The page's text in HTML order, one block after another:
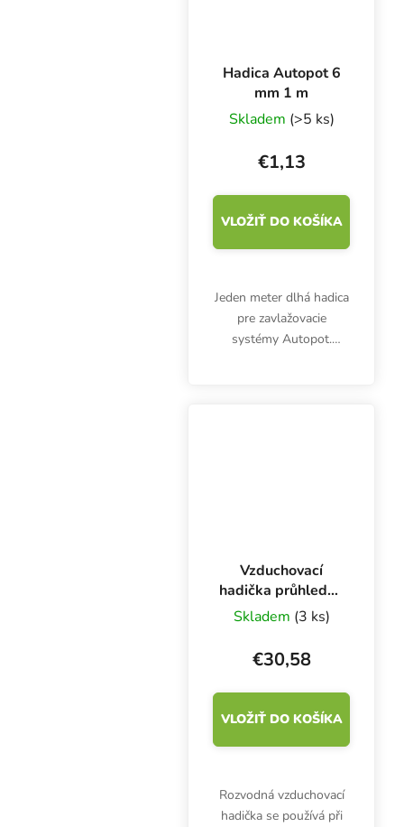
Hadica Autopot 6
mm 1 m
Skladem (>5 ks)
€1,13
VLOŽIŤ DO KOŠÍKA
Jeden meter dlhá hadica
pre zavlažovacie
systémy Autopot.
Vzduchovací
hadička průhledná
4/6 mm, role 100
Skladem (3 ks)
€30,58
VLOŽIŤ DO KOŠÍKA
Rozvodná vzduchovací
hadička se používá při